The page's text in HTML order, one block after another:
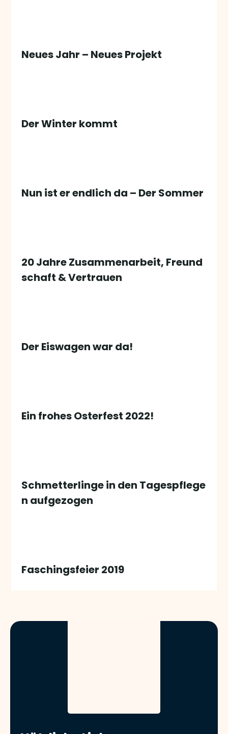
Neues Jahr – Neues Projekt
Der Winter kommt
Nun ist er endlich da – Der Sommer
20 Jahre Zusammenarbeit, Freund
schaft & Vertrauen
Der Eiswagen war da!
Ein frohes Osterfest 2022!
Schmetterlinge in den Tagespflege
n aufgezogen
Faschingsfeier 2019